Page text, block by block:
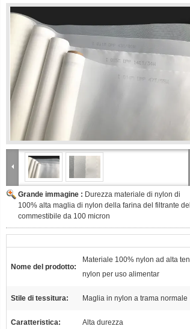
Grande immagine : Durezza materiale di nylon di
100% alta maglia di nylon della farina del filtrante del
commestibile da 100 micron
Nome del prodotto:
Materiale 100% nylon ad alta
nylon per uso alimentar
Stile di tessitura: Maglia in nylon a trama normale
Caratteristica: Alta durezza